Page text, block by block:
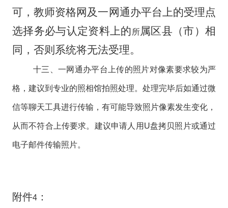
可，教师资格网及一网通办平台上的受理点
选择务必与认定资料上的 所属区县（市）相
同，否则系统将无法受理。
十三、一网通办平台上传的照片对像素要求较为严
格，建议到专业的照相馆拍照处理。处理完毕后如通过微
信等聊天工具进行传输，有可能导致照片像素发生变化，
从而不符合上传要求。建议申请人用 U盘拷贝照片或通过
电子邮件传输照片。
附件4：